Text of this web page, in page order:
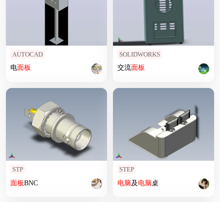
AUTOCAD
电面板
SOLIDWORKS
交流面板
STP
面板BNC
STEP
电脑及电脑桌